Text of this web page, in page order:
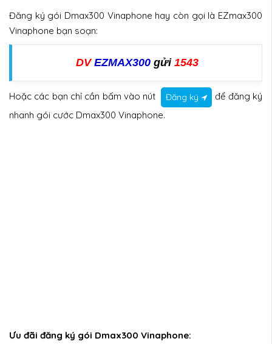
Đăng ký gói Dmax300 Vinaphone hay còn gọi là EZmax300
Vinaphone bạn soạn:
DV EZMAX300 gửi 1543
Hoặc các bạn chỉ cần bấm vào nút Đăng ký
để đăng ký
nhanh gói cước Dmax300 Vinaphone.
Ưu đãi đăng ký gói Dmax300 Vinaphone: